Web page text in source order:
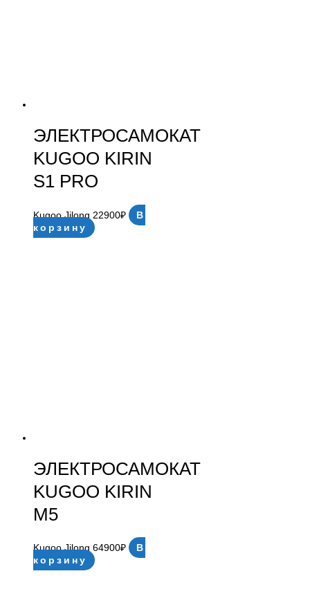
ЭЛЕКТРОСАМОКАТ
KUGOO KIRIN
S1 PRO
Kugoo Jilong 22900₽
В
корзину
ЭЛЕКТРОСАМОКАТ
KUGOO KIRIN
M5
Kugoo Jilong 64900₽
В
корзину